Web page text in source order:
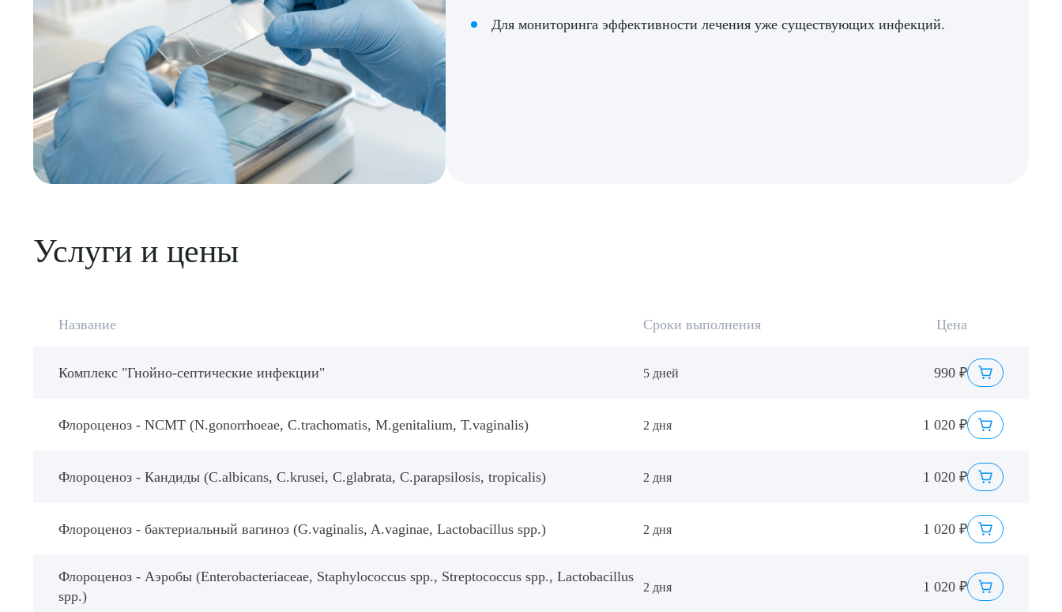
Для мониторинга эффективности лечения уже существующих инфекций.
Услуги и цены
Название Сроки выполнения Цена
Комплекс "Гнойно-септические инфекции" 5 дней 990 ₽
Флороценоз - NCMT (N.gonorrhoeae, C.trachomatis, M.genitalium, T.vaginalis) 2 дня 1 020 ₽
Флороценоз - Кандиды (C.albicans, C.krusei, C.glabrata, C.parapsilosis, tropicalis) 2 дня 1 020 ₽
Флороценоз - бактериальный вагиноз (G.vaginalis, A.vaginae, Lactobacillus spp.) 2 дня 1 020 ₽
Флороценоз - Аэробы (Enterobacteriaceae, Staphylococcus spp., Streptococcus spp., Lactobacillus
spp.)
2 дня 1 020 ₽
Выберите сопутствующую услугу